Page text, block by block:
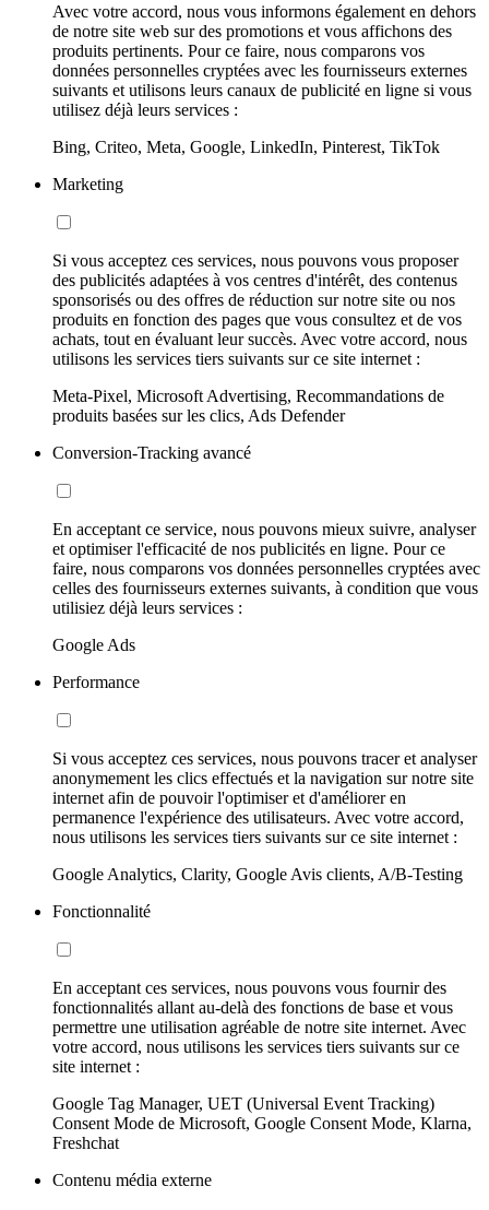
Avec votre accord, nous vous informons également en dehors
de notre site web sur des promotions et vous affichons des
produits pertinents. Pour ce faire, nous comparons vos
données personnelles cryptées avec les fournisseurs externes
suivants et utilisons leurs canaux de publicité en ligne si vous
utilisez déjà leurs services :
Bing, Criteo, Meta, Google, LinkedIn, Pinterest, TikTok
Marketing
Si vous acceptez ces services, nous pouvons vous proposer
des publicités adaptées à vos centres d'intérêt, des contenus
sponsorisés ou des offres de réduction sur notre site ou nos
produits en fonction des pages que vous consultez et de vos
achats, tout en évaluant leur succès. Avec votre accord, nous
utilisons les services tiers suivants sur ce site internet :
Meta-Pixel, Microsoft Advertising, Recommandations de
produits basées sur les clics, Ads Defender
Conversion-Tracking avancé
En acceptant ce service, nous pouvons mieux suivre, analyser
et optimiser l'efficacité de nos publicités en ligne. Pour ce
faire, nous comparons vos données personnelles cryptées avec
celles des fournisseurs externes suivants, à condition que vous
utilisiez déjà leurs services :
Google Ads
Performance
Si vous acceptez ces services, nous pouvons tracer et analyser
anonymement les clics effectués et la navigation sur notre site
internet afin de pouvoir l'optimiser et d'améliorer en
permanence l'expérience des utilisateurs. Avec votre accord,
nous utilisons les services tiers suivants sur ce site internet :
Google Analytics, Clarity, Google Avis clients, A/B-Testing
Fonctionnalité
En acceptant ces services, nous pouvons vous fournir des
fonctionnalités allant au-delà des fonctions de base et vous
permettre une utilisation agréable de notre site internet. Avec
votre accord, nous utilisons les services tiers suivants sur ce
site internet :
Google Tag Manager, UET (Universal Event Tracking)
Consent Mode de Microsoft, Google Consent Mode, Klarna,
Freshchat
Contenu média externe